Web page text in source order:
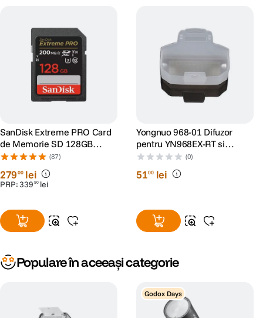
SanDisk Extreme PRO Card
de Memorie SD 128GB
SDXC UHS-I Class 10 U3 V30
+ 2 Ani RescuePRO Deluxe
(87)
27900 lei
PRP:339 90 lei
Yongnuo 968-01 Difuzor
pentru YN968EX-RT si
YN968N
(0)
5100 lei
Populare în aceeași categorie
Godox Days